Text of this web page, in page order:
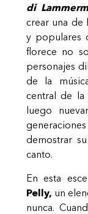
di
crear una de
y populares
florece no
personajes
de la
central de la
luego
demostrar
canto.
En esta
Pelly, un
nunca.